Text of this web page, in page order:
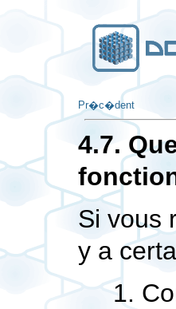
Pr�c�dent
4.7.
Si vous
y a